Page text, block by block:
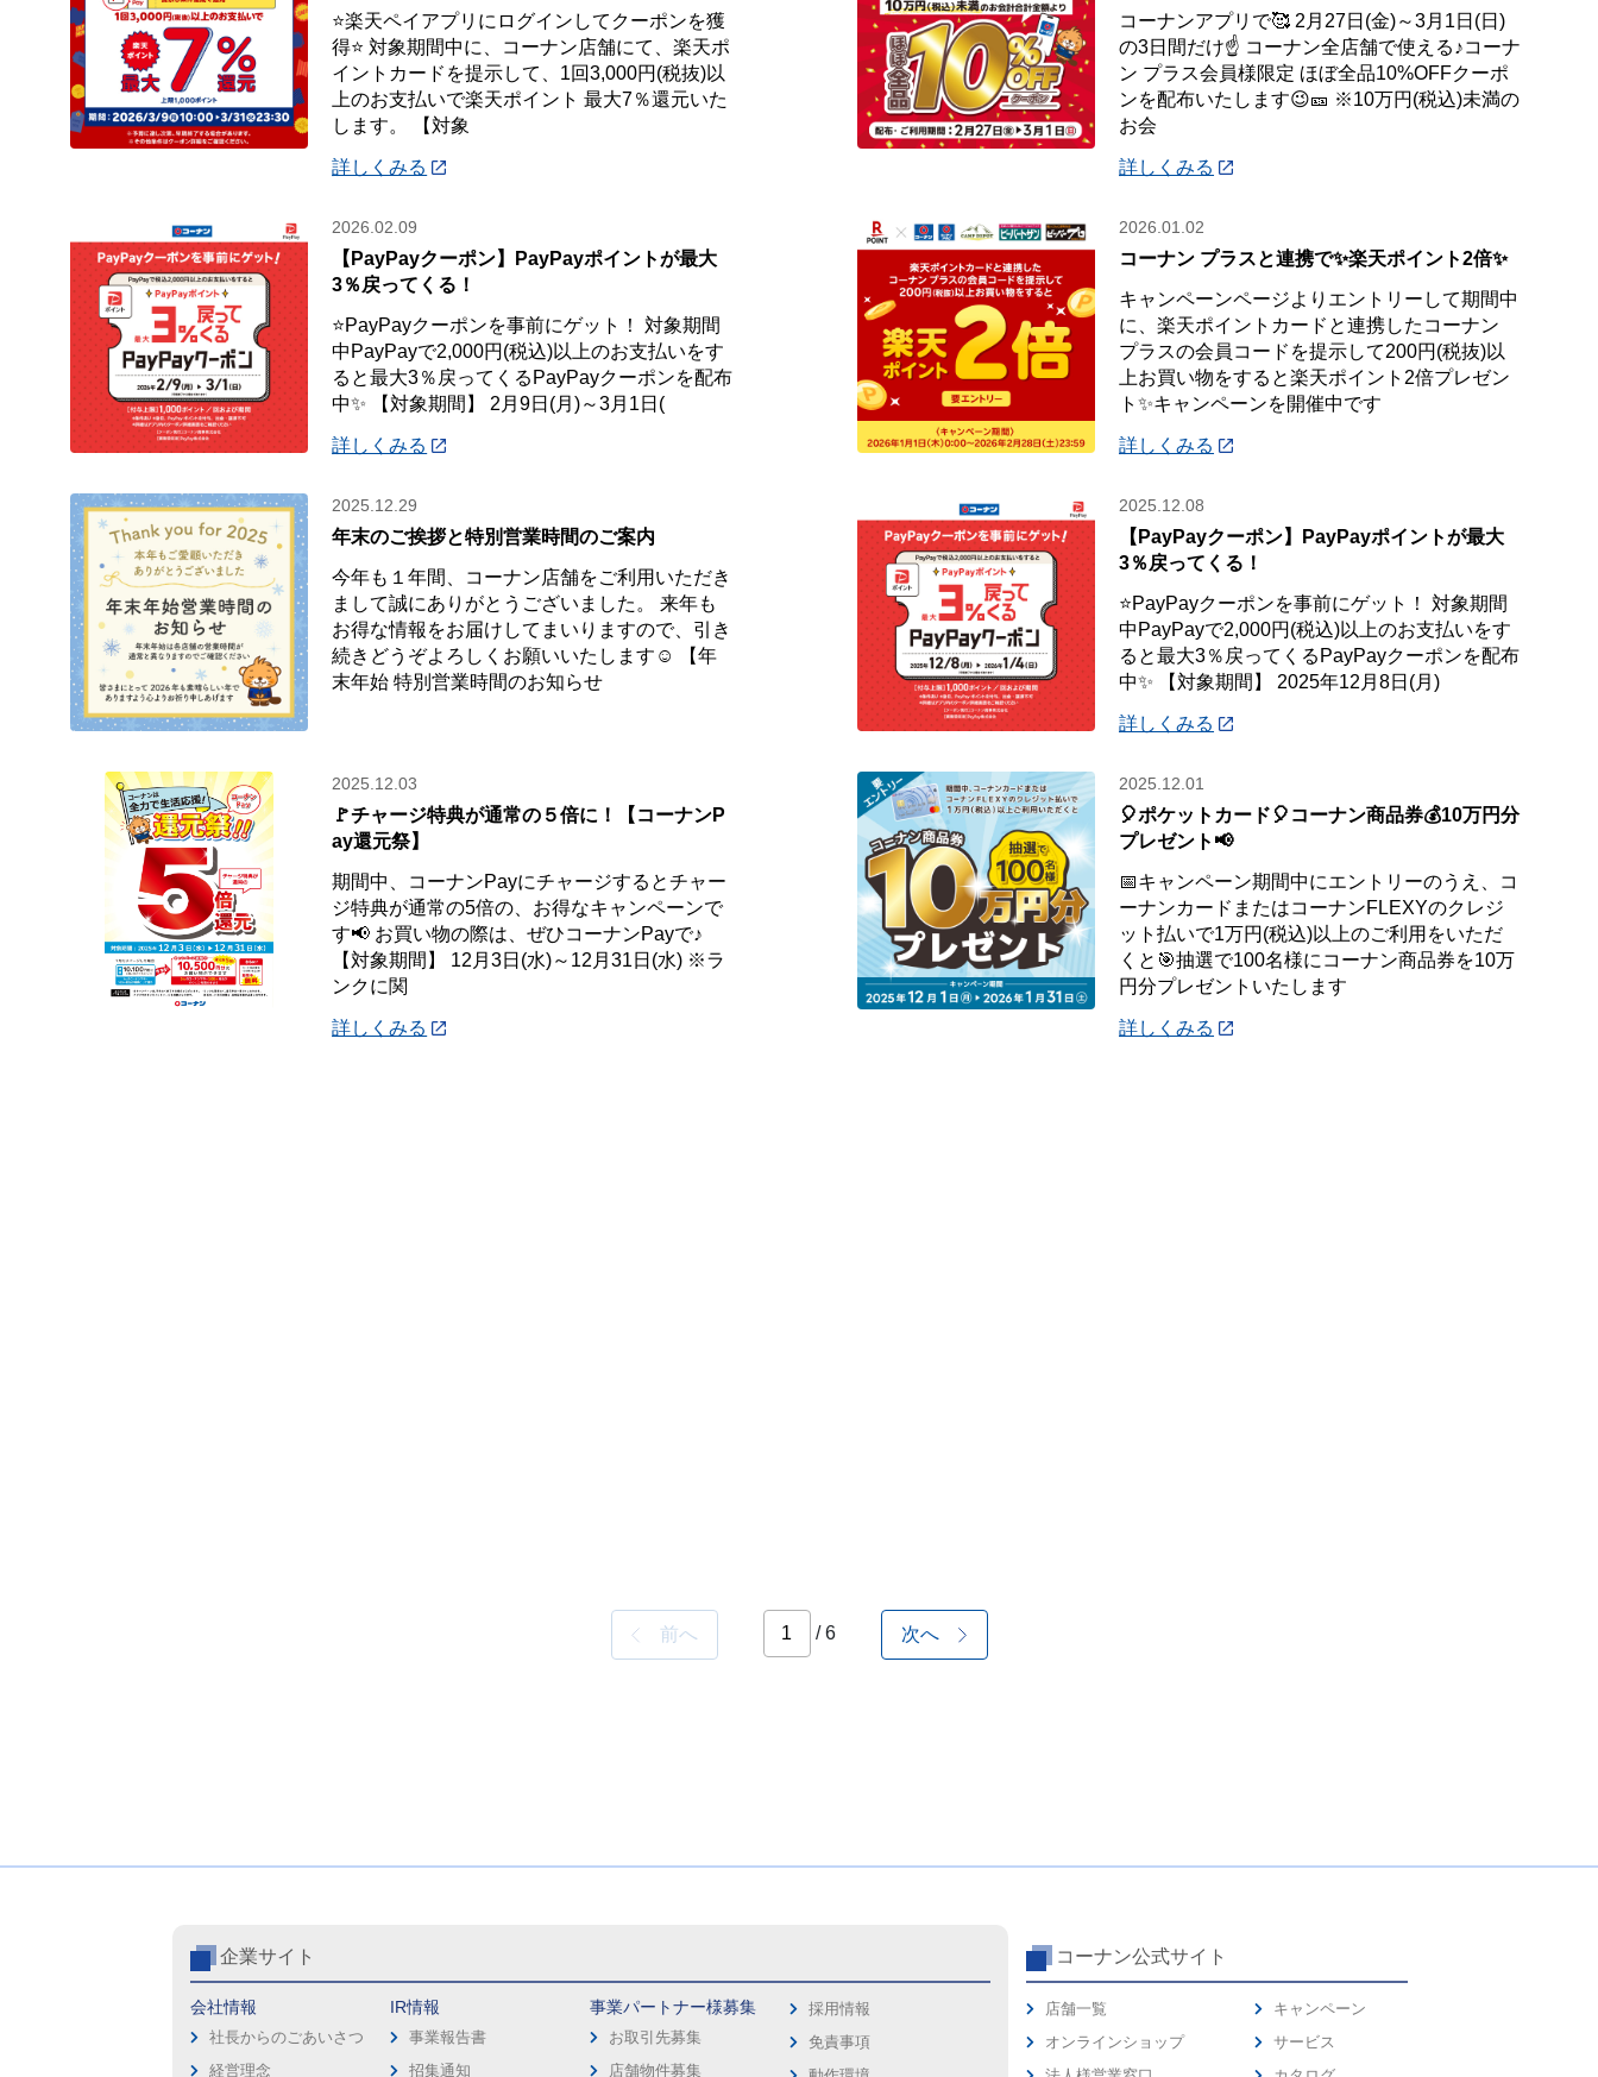
⭐楽天ペイアプリにログインしてクーポンを獲
得⭐ 対象期間中に、コーナン店舗にて、楽天ポ
イントカードを提示して、1回3,000円(税抜)以
上のお支払いで楽天ポイント 最大7％還元いた
します。 【対象
詳しくみる
コーナンアプリで🥰 2月27日(金)～3月1日(日)
の3日間だけ☝️ コーナン全店舗で使える♪コーナ
ン プラス会員様限定 ほぼ全品10%OFFクーポ
ンを配布いたします😉🎫 ※10万円(税込)未満の
お会
詳しくみる
2026.02.09
【PayPayクーポン】PayPayポイントが最大
3％戻ってくる！
⭐PayPayクーポンを事前にゲット！ 対象期間
中PayPayで2,000円(税込)以上のお支払いをす
ると最大3％戻ってくるPayPayクーポンを配布
中✨ 【対象期間】 2月9日(月)～3月1日(
詳しくみる
2026.01.02
コーナン プラスと連携で✨楽天ポイント2倍✨
キャンペーンページよりエントリーして期間中
に、楽天ポイントカードと連携したコーナン
プラスの会員コードを提示して200円(税抜)以
上お買い物をすると楽天ポイント2倍プレゼン
ト✨キャンペーンを開催中です
詳しくみる
2025.12.29
年末のご挨拶と特別営業時間のご案内
今年も１年間、コーナン店舗をご利用いただき
まして誠にありがとうございました。 来年も
お得な情報をお届けしてまいりますので、引き
続きどうぞよろしくお願いいたします☺ 【年
末年始 特別営業時間のお知らせ
2025.12.08
【PayPayクーポン】PayPayポイントが最大
3％戻ってくる！
⭐PayPayクーポンを事前にゲット！ 対象期間
中PayPayで2,000円(税込)以上のお支払いをす
ると最大3％戻ってくるPayPayクーポンを配布
中✨ 【対象期間】 2025年12月8日(月)
詳しくみる
2025.12.03
🚩チャージ特典が通常の５倍に！【コーナンP
ay還元祭】
期間中、コーナンPayにチャージするとチャー
ジ特典が通常の5倍の、お得なキャンペーンで
す📢 お買い物の際は、ぜひコーナンPayで♪
【対象期間】 12月3日(水)～12月31日(水) ※ラ
ンクに関
詳しくみる
2025.12.01
🎈ポケットカード🎈コーナン商品券💰10万円分
プレゼント📢
📅キャンペーン期間中にエントリーのうえ、コ
ーナンカードまたはコーナンFLEXYのクレジ
ット払いで1万円(税込)以上のご利用をいただ
くと🎯抽選で100名様にコーナン商品券を10万
円分プレゼントいたします
詳しくみる
前へ / 6 次へ
企業サイト
会社情報
社長からのごあいさつ
経営理念
IR情報
事業報告書
招集通知
事業パートナー様募集
お取引先募集
店舗物件募集
採用情報
免責事項
コーナン公式サイト
店舗一覧
オンラインショップ
キャンペーン
サービス